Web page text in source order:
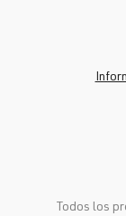
Todos los